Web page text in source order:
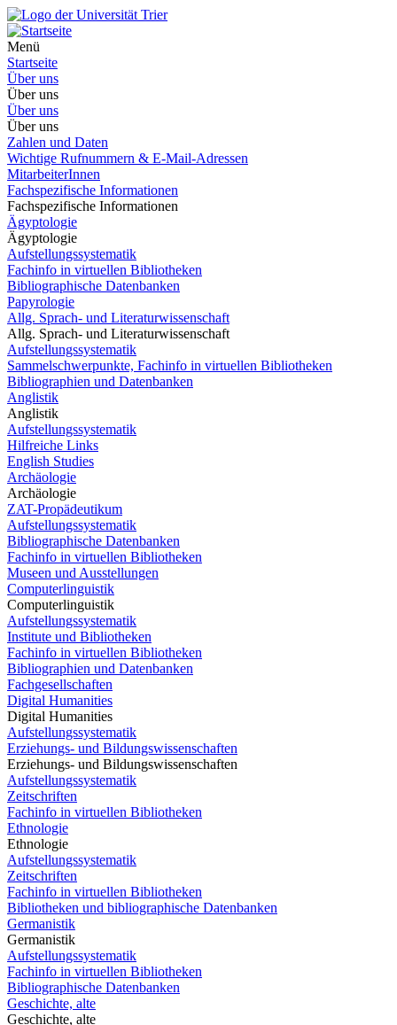
Menü
Startseite
Über uns
Über uns
Über uns
Über uns
Zahlen und Daten
Wichtige Rufnummern & E-Mail-Adressen
MitarbeiterInnen
Fachspezifische Informationen
Fachspezifische Informationen
Ägyptologie
Ägyptologie
Aufstellungssystematik
Fachinfo in virtuellen Bibliotheken
Bibliographische Datenbanken
Papyrologie
Allg. Sprach- und Literaturwissenschaft
Allg. Sprach- und Literaturwissenschaft
Aufstellungssystematik
Sammelschwerpunkte, Fachinfo in virtuellen Bibliotheken
Bibliographien und Datenbanken
Anglistik
Anglistik
Aufstellungssystematik
Hilfreiche Links
English Studies
Archäologie
Archäologie
ZAT-Propädeutikum
Aufstellungssystematik
Bibliographische Datenbanken
Fachinfo in virtuellen Bibliotheken
Museen und Ausstellungen
Computerlinguistik
Computerlinguistik
Aufstellungssystematik
Institute und Bibliotheken
Fachinfo in virtuellen Bibliotheken
Bibliographien und Datenbanken
Fachgesellschaften
Digital Humanities
Digital Humanities
Aufstellungssystematik
Erziehungs- und Bildungswissenschaften
Erziehungs- und Bildungswissenschaften
Aufstellungssystematik
Zeitschriften
Fachinfo in virtuellen Bibliotheken
Ethnologie
Ethnologie
Aufstellungssystematik
Zeitschriften
Fachinfo in virtuellen Bibliotheken
Bibliotheken und bibliographische Datenbanken
Germanistik
Germanistik
Aufstellungssystematik
Fachinfo in virtuellen Bibliotheken
Bibliographische Datenbanken
Geschichte, alte
Geschichte, alte